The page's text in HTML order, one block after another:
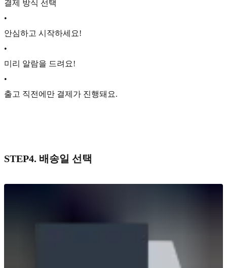
결제 방식 선택
•
안심하고 시작하세요!
•
미리 알람을 드려요!
•
출고 직전에만 결제가 진행돼요.
STEP4. 배송일 선택